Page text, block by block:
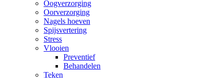
Oogverzorging
Oorverzorging
Nagels hoeven
Spijsvertering
Stress
Vlooien
Preventief
Behandelen
Teken